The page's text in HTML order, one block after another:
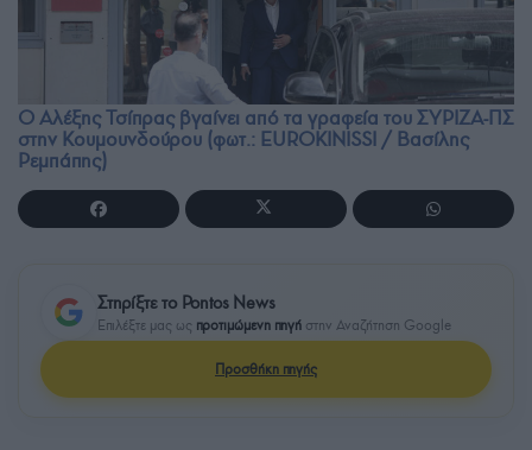
Ο Αλέξης Τσίπρας βγαίνει από τα γραφεία του ΣΥΡΙΖΑ-ΠΣ
στην Κουμουνδούρου (φωτ.: EUROKINISSI / Βασίλης
Ρεμπάπης)
Στηρίξτε το Pontos News
Επιλέξτε μας ως προτιμώμενη πηγή στην Αναζήτηση Google
Προσθήκη πηγής